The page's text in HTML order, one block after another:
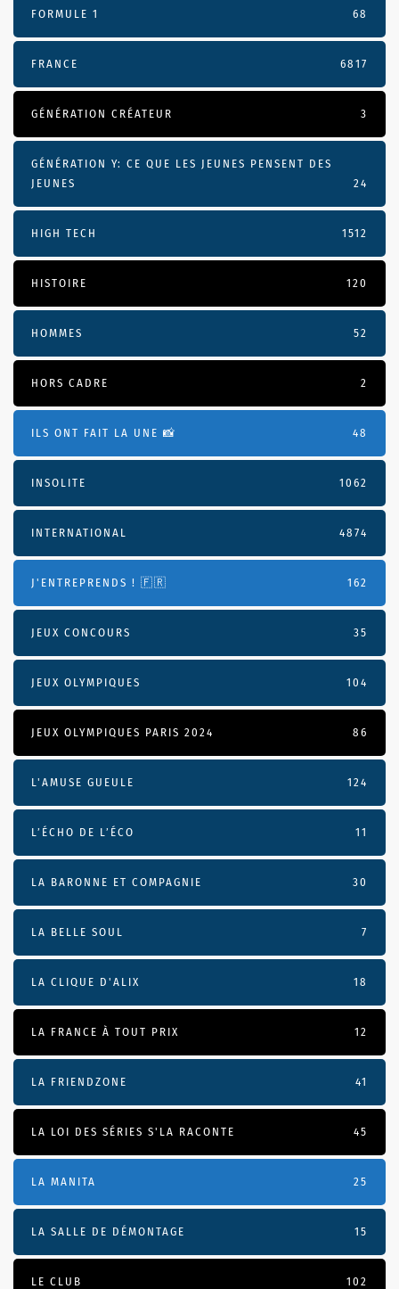
FORMULE 1 68
FRANCE 6817
GÉNÉRATION CRÉATEUR 3
GÉNÉRATION Y: CE QUE LES JEUNES PENSENT DES
JEUNES
24
HIGH TECH 1512
HISTOIRE 120
HOMMES 52
HORS CADRE 2
ILS ONT FAIT LA UNE 📸 48
INSOLITE 1062
INTERNATIONAL 4874
J'ENTREPRENDS ! 🇫🇷 162
JEUX CONCOURS 35
JEUX OLYMPIQUES 104
JEUX OLYMPIQUES PARIS 2024 86
L'AMUSE GUEULE 124
L’ÉCHO DE L’ÉCO 11
LA BARONNE ET COMPAGNIE 30
LA BELLE SOUL 7
LA CLIQUE D'ALIX 18
LA FRANCE À TOUT PRIX 12
LA FRIENDZONE 41
LA LOI DES SÉRIES S'LA RACONTE 45
LA MANITA 25
LA SALLE DE DÉMONTAGE 15
LE CLUB 102